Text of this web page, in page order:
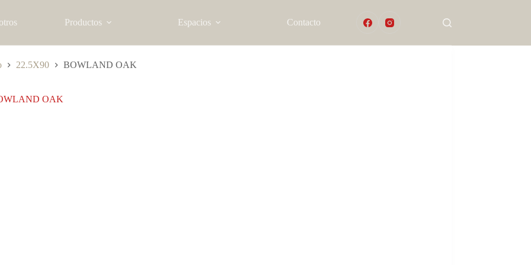
Productos Espacios Contacto
22.5X90 BOWLAND OAK